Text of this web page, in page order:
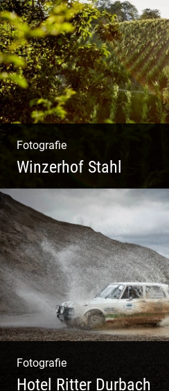
Fotografie
Winzerhof Stahl
Ganz neu durfte es
Web. Shop.
Fotografie
Hotel Ritter Durbach